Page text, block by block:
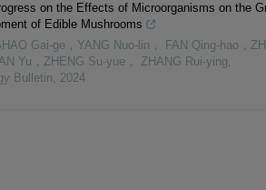
on the Effects of Microorganisms on the
of Edible Mushrooms
Gai-ge，YANG Nuo-lin， FAN Qing-hao，
Yu，ZHENG Su-yue， ZHANG Rui-ying,
Bulletin, 2024